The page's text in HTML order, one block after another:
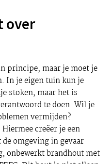
over
principe, maar je moet je
In je eigen tuin kun je
stoken, maar het is
te doen. Wil je
vermijden?
creëer je een
omgeving in gevaar
onbewerkt brandhout met